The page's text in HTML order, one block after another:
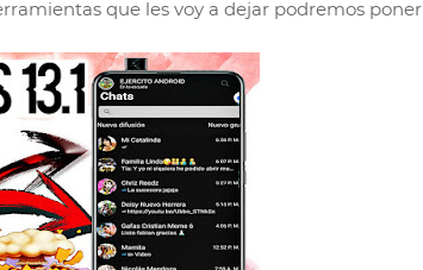
que les voy a dejar podremos poner